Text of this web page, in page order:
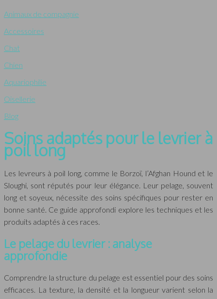
Animaux de compagnie
Accessoires
Chat
Chien
Aquariophilie
Oisellerie
Blog
Soins adaptés pour le levrier à
poil long
Les levreurs à poil long, comme le Borzoï, l’Afghan Hound et le
Sloughi, sont réputés pour leur élégance. Leur pelage, souvent
long et soyeux, nécessite des soins spécifiques pour rester en
bonne santé. Ce guide approfondi explore les techniques et les
produits adaptés à ces races.
Le pelage du levrier : analyse
approfondie
Comprendre la structure du pelage est essentiel pour des soins
efficaces. La texture, la densité et la longueur varient selon la